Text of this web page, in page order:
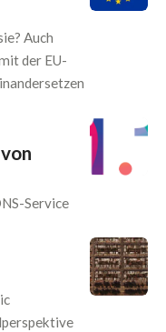
Auch
der EU-
Service